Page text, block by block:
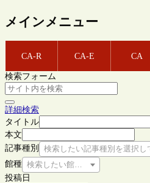
メインメニュー
CA-R CA-E CA
検索フォーム
詳細検索
タイトル
本文
記事種別
検索したい記事種別を選択し
館種 検索したい館種を選択してください
投稿日